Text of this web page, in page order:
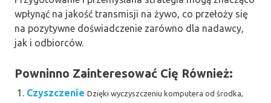
wpłynąć na jakość transmisji na żywo, co przełoży się
na pozytywne doświadczenie zarówno dla nadawcy,
jak i odbiorców.
Powninno Zainteresować Cię Również:
Czyszczenie Dzięki wyczyszczeniu komputera od środka,